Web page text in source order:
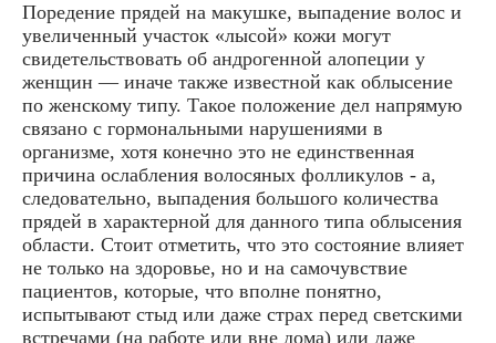
Поредение прядей на макушке, выпадение волос и
увеличенный участок «лысой» кожи могут
свидетельствовать об андрогенной алопеции у
женщин — иначе также известной как облысение
по женскому типу. Такое положение дел напрямую
связано с гормональными нарушениями в
организме, хотя конечно это не единственная
причина ослабления волосяных фолликулов - а,
следовательно, выпадения большого количества
прядей в характерной для данного типа облысения
области. Стоит отметить, что это состояние влияет
не только на здоровье, но и на самочувствие
пациентов, которые, что вполне понятно,
испытывают стыд или даже страх перед светскими
встречами (на работе или вне дома) или даже